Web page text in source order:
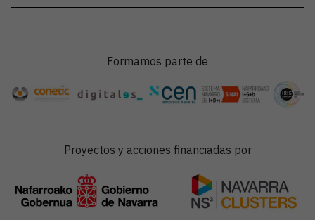
Formamos parte de
Proyectos y acciones financiadas por